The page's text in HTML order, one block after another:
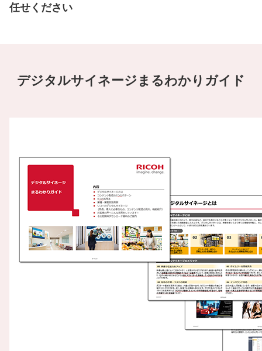
任せください
デジタルサイネージまるわかりガイド